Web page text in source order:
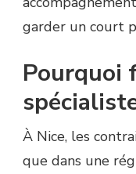
garder un court
Pourquoi
À Nice, les
que dans une